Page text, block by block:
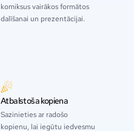
komiksus vairākos formātos
dalīšanai un prezentācijai.
Atbalstoša kopiena
Sazinieties ar radošo
kopienu, lai iegūtu iedvesmu